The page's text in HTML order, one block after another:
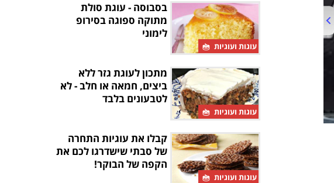
עוגות ועוגיות
בסבוסה - עוגת סולת
מתוקה ספוגה בסירופ
לימוני
עוגות ועוגיות
מתכון לעוגת גזר ללא
ביצים, חמאה או חלב - לא
לטבעונים בלבד
עוגות ועוגיות
קבלו את עוגיות התחרה
של סבתי שישדרגו לכם את
הקפה של הבוקר!